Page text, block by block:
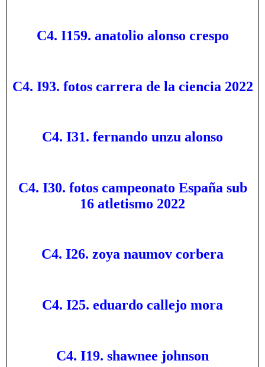
C4. I159. anatolio alonso crespo
C4. I93. fotos carrera de la ciencia 2022
C4. I31. fernando unzu alonso
C4. I30. fotos campeonato España sub
16 atletismo 2022
C4. I26. zoya naumov corbera
C4. I25. eduardo callejo mora
C4. I19. shawnee johnson